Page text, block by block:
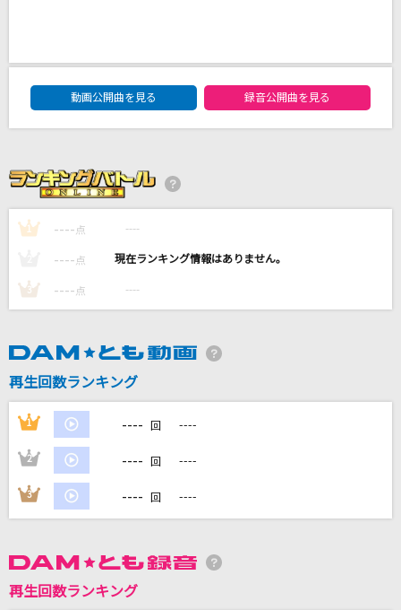
[生音]光るなら
Official髭男dism
[ゴージャス]卒業
SAD SONG
SIX LOUNGE
カラオケ最新情報をチェック！
DAM★ともボーカルエントリーランキング
動画公開曲を見る
録音公開曲を見る
1 ---- 点 ----
---- 点 ----
3 ---- 点 ----
再生回数ランキング
1 ---- 回 ----
2 ---- 回 ----
3 ---- 回 ----
再生回数ランキング